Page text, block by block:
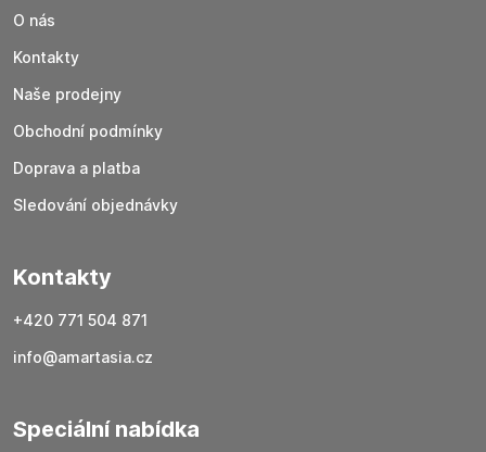
O nás
Kontakty
Naše prodejny
Obchodní podmínky
Doprava a platba
Sledování objednávky
Kontakty
+420 771 504 871
info@amartasia.cz
Speciální nabídka